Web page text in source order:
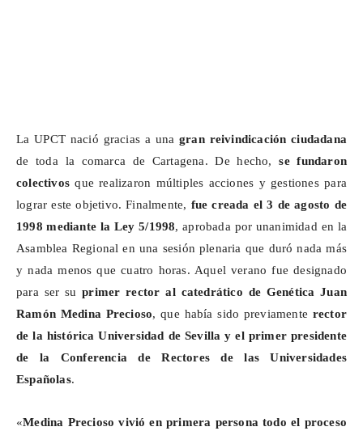
La UPCT nació gracias a unagran reivindicación ciudadana
de toda la comarca de Cartagena. De hecho,se fundaron
colectivos que realizaron múltiples acciones y gestiones para
lograr este objetivo. Finalmente, fue creada el 3 de agosto de
1998 mediante la Ley 5/1998, aprobada por unanimidad en la
Asamblea Regional en una sesión plenaria que duró nada más
y nada menos que cuatro horas. Aquel verano fue designado
para ser su primer rector al catedrático de Genética Juan
Ramón Medina Precioso, que había sido previamente rector
de la histórica Universidad de Sevilla y el primer presidente
de la Conferencia de Rectores de las Universidades
Españolas.
«Medina Precioso vivió en primera persona todo el proceso